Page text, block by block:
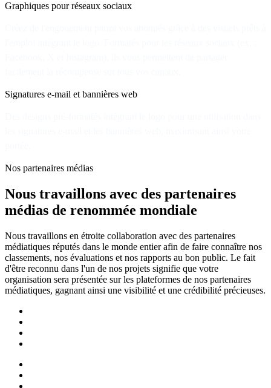
Graphiques pour réseaux sociaux
Signatures e-mail et bannières web
Nos partenaires médias
Nous travaillons avec des partenaires
médias de renommée mondiale
Nous travaillons en étroite collaboration avec des partenaires
médiatiques réputés dans le monde entier afin de faire connaître nos
classements, nos évaluations et nos rapports au bon public. Le fait
d'être reconnu dans l'un de nos projets signifie que votre
organisation sera présentée sur les plateformes de nos partenaires
médiatiques, gagnant ainsi une visibilité et une crédibilité précieuses.